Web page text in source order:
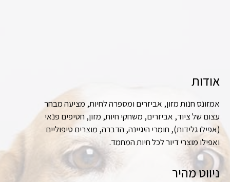
אודות
אמזונס חנות מזון, אביזרים ומספרה לחיות, מציעה מבחר
עצום של ציוד, אביזרים, משחקי חיות, מזון, חטיפים פנאי
(אפילו גלידות), חומרי היגיינה, הדברה, מוצרים טיפוליים
ואפילו מוצרי דיור לכל חיות המחמד.
ניווט מהיר